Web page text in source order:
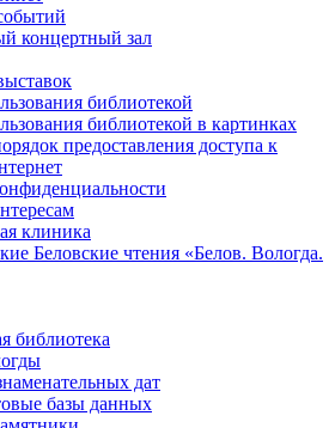
концертный зал
библиотекой
библиотекой в картинках
предоставления доступа к
клиника
Беловские чтения «Белов. Вологда.
библиотека
дат
базы данных